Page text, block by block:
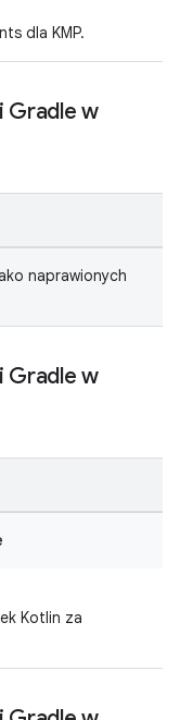
dla KMP.
Gradle w
naprawionych
Gradle w
Kotlin za